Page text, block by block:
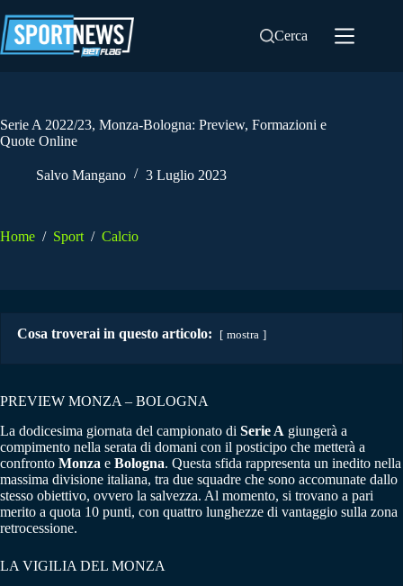
al
contenuto
Cerca
Serie A 2022/23, Monza-Bologna: Preview, Formazioni e
Quote Online
Salvo Mangano 3 Luglio 2023
Home / Sport / Calcio
Cosa troverai in questo articolo: mostra
PREVIEW MONZA – BOLOGNA
La dodicesima giornata del campionato di Serie A giungerà a
compimento nella serata di domani con il posticipo che metterà a
confronto Monza e Bologna. Questa sfida rappresenta un inedito nella
massima divisione italiana, tra due squadre che sono accomunate dallo
stesso obiettivo, ovvero la salvezza. Al momento, si trovano a pari
merito a quota 10 punti, con quattro lunghezze di vantaggio sulla zona
retrocessione.
LA VIGILIA DEL MONZA